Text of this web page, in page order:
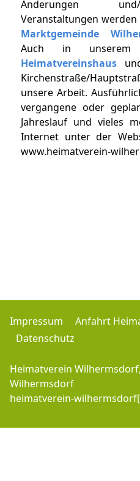
Änderungen
Veranstaltungen werden
Marktgemeinde
Auch in
Heimatvereinshaus
Kirchenstraße/
unsere Arbeit.
vergangene oder
Jahreslauf und vieles
Internet unter der
www.heimatverein-
Impressum
Anfahrt
Datenschutz
Heimatverein
Wilhermsdorf
heimatverein-